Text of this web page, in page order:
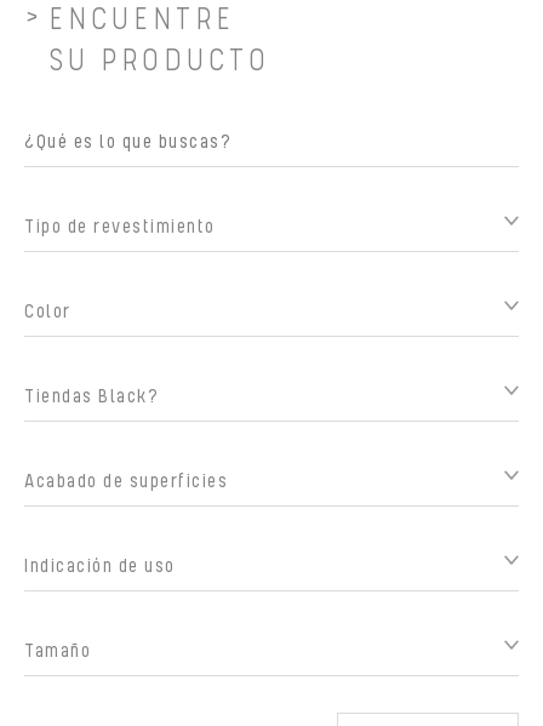
ENCUENTRE
SU PRODUCTO
Tipo de revestimiento
Color
Tiendas Black?
Acabado de superficies
Indicación de uso
Tamaño